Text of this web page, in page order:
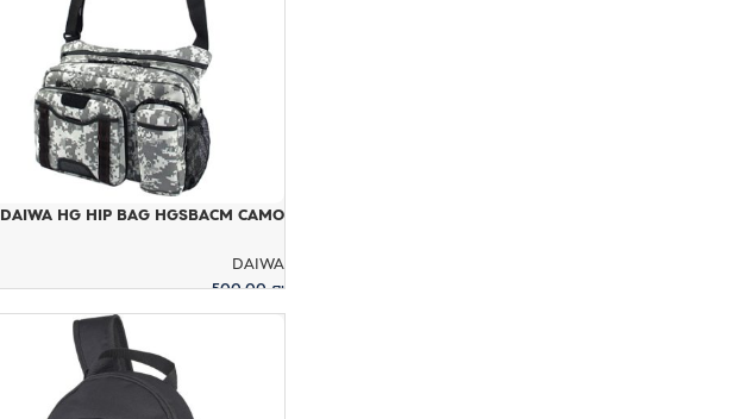
DAIWA HG HIP BAG HGSBACM CAMO
DAIWA
500.00₪